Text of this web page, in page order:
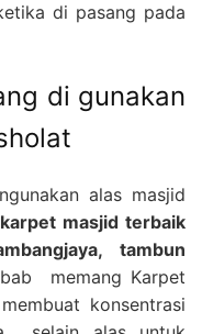
di pasang pada
di gunakan
alas masjid
masjid terbaik
tambun
memang Karpet
konsentrasi